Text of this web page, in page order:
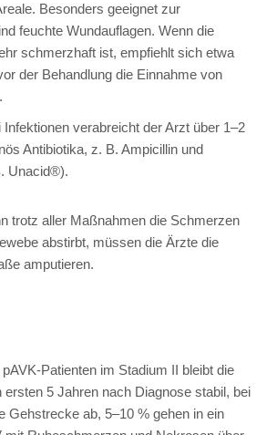
Besonders geeignet zur
feuchte Wundauflagen. Wenn die
schmerzhaft ist, empfiehlt sich etwa
der Behandlung die Einnahme von
Infektionen verabreicht der Arzt über 1–2
Antibiotika, z. B. Ampicillin und
Unacid®).
trotz aller Maßnahmen die Schmerzen
abstirbt, müssen die Ärzte die
amputieren.
Patienten im Stadium II bleibt die
ersten 5 Jahren nach Diagnose stabil, bei
Gehstrecke ab, 5–10 % gehen in ein